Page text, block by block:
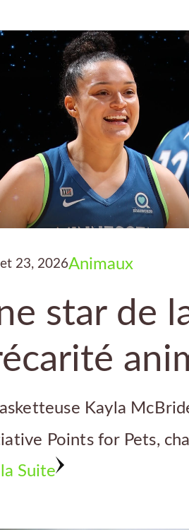
23, 2026Animaux
star de
Kayla
Points for Pets,
Suite